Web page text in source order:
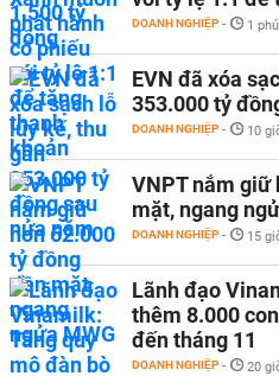
DOANH NGHIỆP - 1
EVN đã xóa
353.000 tỷ
DOANH NGHIỆP - 10
VNPT nắm giữ
mặt, ngang
DOANH NGHIỆP - 15
Lãnh đạo
thêm 8.000
đến tháng 11
DOANH NGHIỆP - 20